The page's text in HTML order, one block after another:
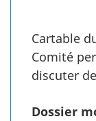
Cartable
Comité
discuter
Dossier